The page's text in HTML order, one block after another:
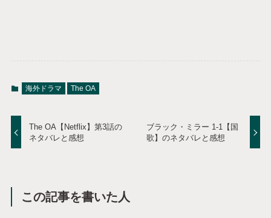
海外ドラマ The OA
The OA【Netflix】第3話の
ネタバレと感想
ブラック・ミラー 1-1【国
歌】のネタバレと感想
この記事を書いた人